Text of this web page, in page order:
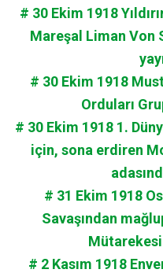
# 30 Ekim 1918
Mareşal Liman Von
# 30 Ekim 1918
Orduları
# 30 Ekim 1918 1.
için, sona erdiren
# 31 Ekim 1918
Savaşından
# 2 Kasım 1918